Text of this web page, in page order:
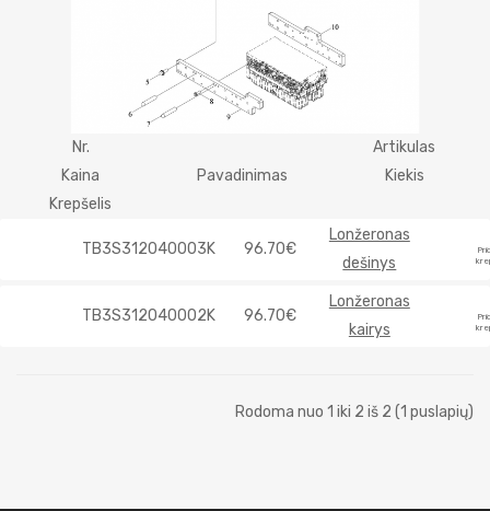
Nr.
Artikulas
Kaina
Pavadinimas
Kiekis
Krepšelis
TB3S312040003K 96.70€
Lonžeronas
dešinys
TB3S312040002K 96.70€
Lonžeronas
kairys
Rodoma nuo 1 iki 2 iš 2 (1 puslapių)